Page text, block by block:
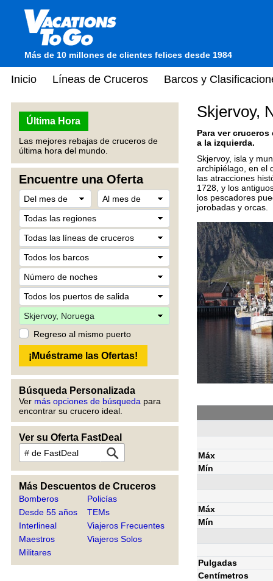
Más de 10 millones de clientes felices desde 1984
Inicio Líneas de Cruceros Barcos y
Última Hora
Las mejores rebajas de cruceros de
última hora del mundo.
Encuentre una Oferta
Regreso al mismo puerto
Búsqueda Personalizada
Ver más opciones de búsqueda para
encontrar su crucero ideal.
Ver su Oferta FastDeal
Más Descuentos de Cruceros
Bomberos
Desde 55 años
Interlineal
Maestros
Militares
Policías
TEMs
Viajeros Frecuentes
Viajeros Solos
Skjervoy,
Para ver
a la izquierda.
Skjervoy, isla y
archipiélago, en el
las atracciones
1728, y los
los pescadores
jorobadas y orcas.
Máx
Mín
Máx
Mín
Pulgadas
Centímetros